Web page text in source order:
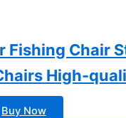
Fishing Chair
High-
Buy Now